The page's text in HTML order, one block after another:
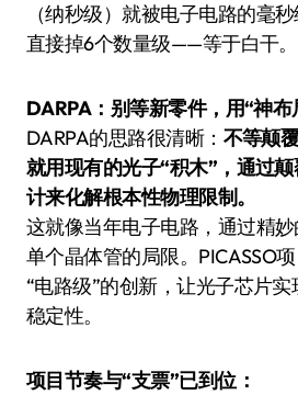
（纳秒级）就被电子电路的毫
直接掉6个数量级——等于白干。
DARPA：别等新零件，用“神布
DARPA的思路很清晰： 不等颠
就用现有的光子“积木”，通过
计来化解根本性物理限制。
这就像当年电子电路，通过精
单个晶体管的局限。PICASSO
“电路级”的创新，让光子芯片
稳定性。
项目节奏与“支票”已到位：